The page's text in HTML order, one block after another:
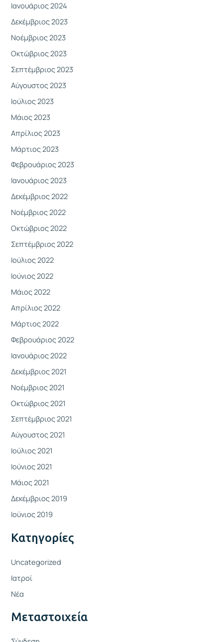
Ιανουάριος 2024
Δεκέμβριος 2023
Νοέμβριος 2023
Οκτώβριος 2023
Σεπτέμβριος 2023
Αύγουστος 2023
Ιούλιος 2023
Μάιος 2023
Απρίλιος 2023
Μάρτιος 2023
Φεβρουάριος 2023
Ιανουάριος 2023
Δεκέμβριος 2022
Νοέμβριος 2022
Οκτώβριος 2022
Σεπτέμβριος 2022
Ιούλιος 2022
Ιούνιος 2022
Μάιος 2022
Απρίλιος 2022
Μάρτιος 2022
Φεβρουάριος 2022
Ιανουάριος 2022
Δεκέμβριος 2021
Νοέμβριος 2021
Οκτώβριος 2021
Σεπτέμβριος 2021
Αύγουστος 2021
Ιούλιος 2021
Ιούνιος 2021
Μάιος 2021
Δεκέμβριος 2019
Ιούνιος 2019
Kατηγορίες
Uncategorized
Ιατροί
Νέα
Μεταστοιχεία